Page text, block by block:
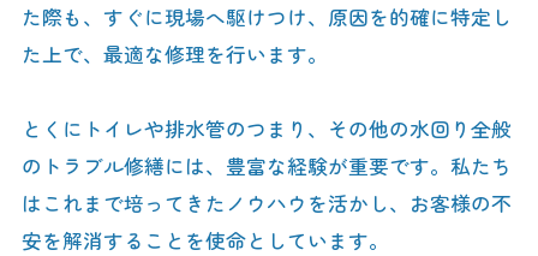
た際も、すぐに現場へ駆けつけ、原因を的確に特定し
た上で、最適な修理を行います。
とくにトイレや排水管のつまり、その他の水回り全般
のトラブル修繕には、豊富な経験が重要です。私たち
はこれまで培ってきたノウハウを活かし、お客様の不
安を解消することを使命としています。